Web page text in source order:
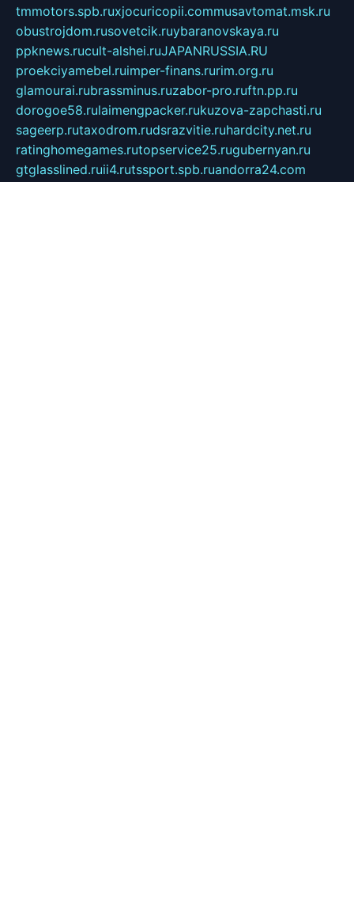
tmmotors.spb.ruxjocuricopii.commusavtomat.msk.ru
obustrojdom.rusovetcik.ruybaranovskaya.ru
ppknews.rucult-alshei.ruJAPANRUSSIA.RU
proekciyamebel.ruimper-finans.rurim.org.ru
glamourai.rubrassminus.ruzabor-pro.ruftn.pp.ru
dorogoe58.rulaimengpacker.rukuzova-zapchasti.ru
sageerp.rutaxodrom.rudsrazvitie.ruhardcity.net.ru
ratinghomegames.rutopservice25.rugubernyan.ru
gtglasslined.ruii4.rutssport.spb.ruandorra24.com